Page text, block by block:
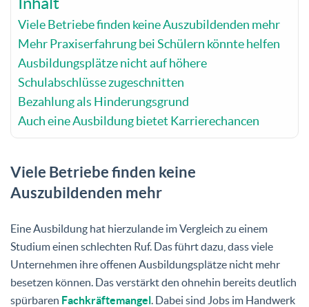
Viele Betriebe finden keine Auszubildenden mehr
Mehr Praxiserfahrung bei Schülern könnte helfen
Ausbildungsplätze nicht auf höhere
Schulabschlüsse zugeschnitten
Bezahlung als Hinderungsgrund
Auch eine Ausbildung bietet Karrierechancen
Viele Betriebe finden keine
Auszubildenden mehr
Eine Ausbildung hat hierzulande im Vergleich zu einem
Studium einen schlechten Ruf. Das führt dazu, dass viele
Unternehmen ihre offenen Ausbildungsplätze nicht mehr
besetzen können. Das verstärkt den ohnehin bereits deutlich
spürbaren Fachkräftemangel. Dabei sind Jobs im Handwerk